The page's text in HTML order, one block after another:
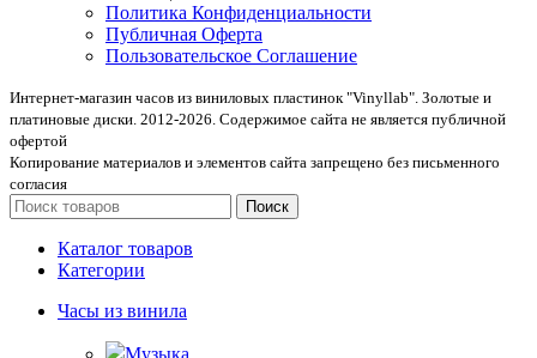
Политика Конфиденциальности
Публичная Оферта
Пользовательское Соглашение
Интернет-магазин часов из виниловых пластинок "Vinyllab". Золотые и
платиновые диски. 2012-2026. Содержимое сайта не является публичной
офертой
Копирование материалов и элементов сайта запрещено без письменного
согласия
Поиск
Каталог товаров
Категории
Часы из винила